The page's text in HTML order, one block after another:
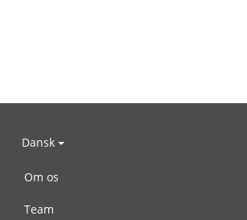
Dansk
Om os
Team